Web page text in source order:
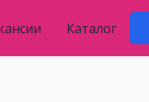
Каталог